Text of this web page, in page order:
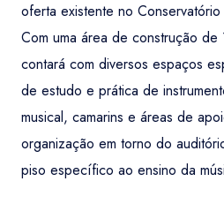
oferta existente no
Com uma área de construção
contará com diversos espaços
de estudo e prática de
musical, camarins e áreas de
organização em torno do
piso específico ao ensino da